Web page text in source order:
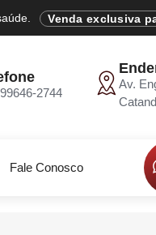
Venda exclusiva
2744
Av.
Fale Conosco